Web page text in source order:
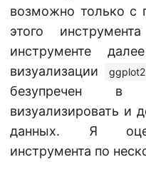
возможно только с
этого
инструменте
визуализации
ggplot2
безупречен в
визуализировать и
данных. Я
инструмента по